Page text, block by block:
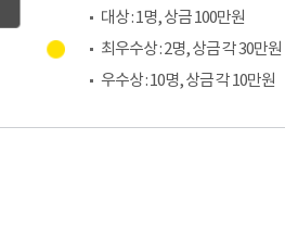
대상 : 1명, 상금 100만원
최우수상 : 2명, 상금 각 30만원
우수상 : 10명, 상금 각 10만원